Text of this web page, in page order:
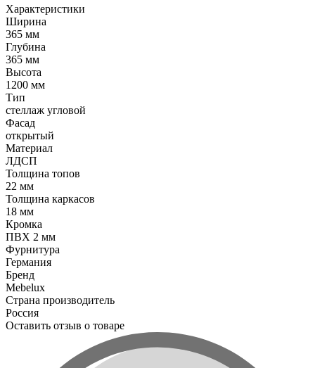
Характеристики
Ширина
365 мм
Глубина
365 мм
Высота
1200 мм
Тип
стеллаж угловой
Фасад
открытый
Материал
ЛДСП
Толщина топов
22 мм
Толщина каркасов
18 мм
Кромка
ПВХ 2 мм
Фурнитура
Германия
Бренд
Mebelux
Страна производитель
Россия
Оставить отзыв о товаре